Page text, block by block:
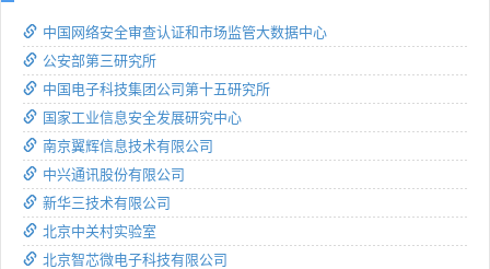
中国网络安全审查认证和市场监管大数据中心
公安部第三研究所
中国电子科技集团公司第十五研究所
国家工业信息安全发展研究中心
南京翼辉信息技术有限公司
中兴通讯股份有限公司
新华三技术有限公司
北京中关村实验室
北京智芯微电子科技有限公司